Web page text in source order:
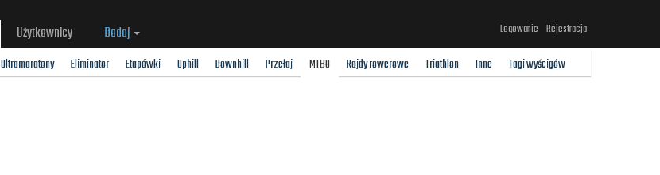
Logowanie Rejestracja
Użytkownicy Dodaj
Ultramaratony Eliminator Etapówki Uphill Downhill Przełaj MTBO Rajdy rowerowe Triathlon Inne Tagi wyścigów